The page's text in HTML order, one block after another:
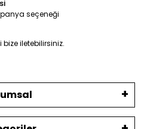
seçeneği
bize iletebilirsiniz.